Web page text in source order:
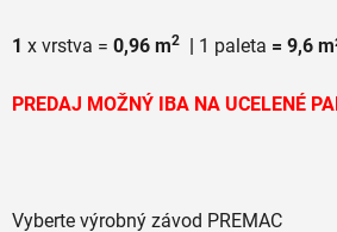
1 x vrstva = 0,96 m2 | 1 paleta = 9,6
PREDAJ MOŽNÝ IBA NA UCELENÉ
Vyberte výrobný závod PREMAC